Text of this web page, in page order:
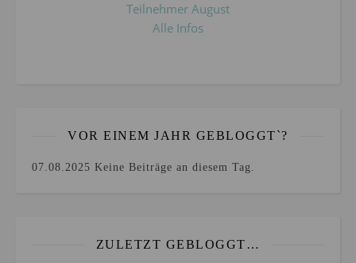
Teilnehmer August
Alle Infos
VOR EINEM JAHR GEBLOGGT`?
07.08.2025 Keine Beiträge an diesem Tag.
ZULETZT GEBLOGGT…